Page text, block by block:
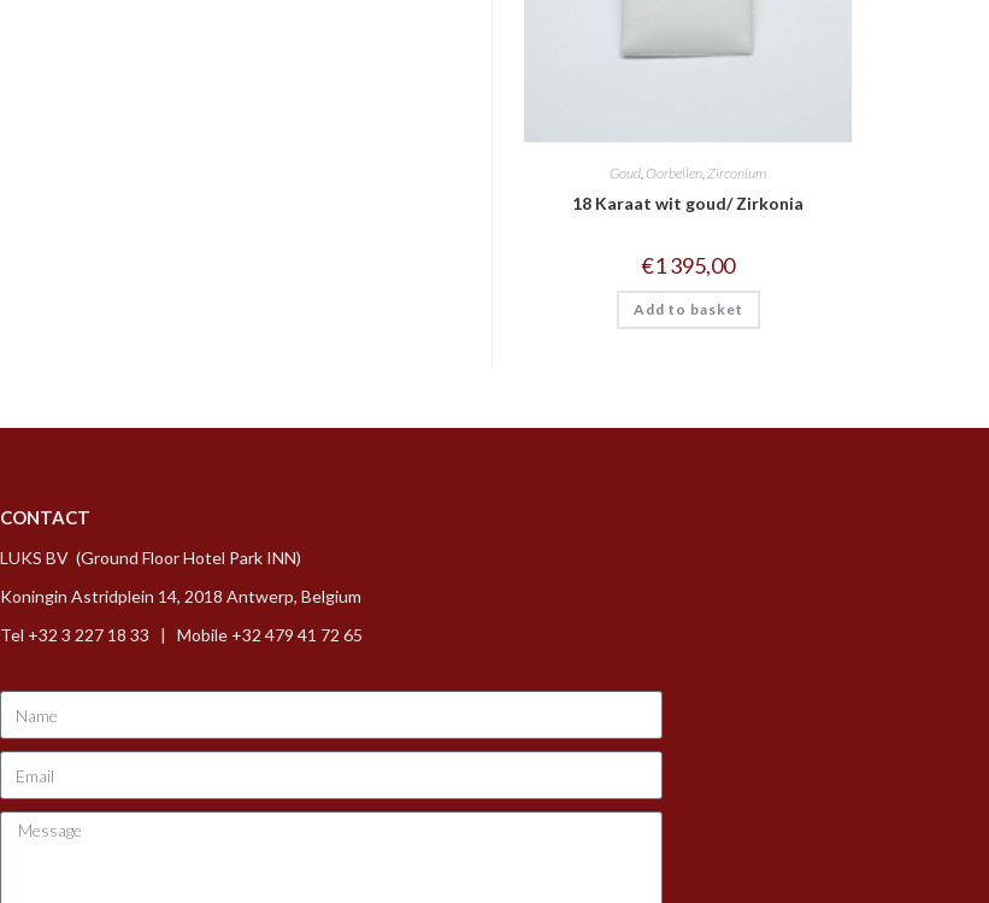
Goud Oorbellen Zirconium
18 Karaat wit goud/ Zirkonia
€1 395,00
Add to basket
CONTACT
LUKS BV (Ground Floor Hotel Park INN)
Koningin Astridplein 14, 2018 Antwerp, Belgium
Tel +32 3 227 18 33 | Mobile +32 479 41 72 65